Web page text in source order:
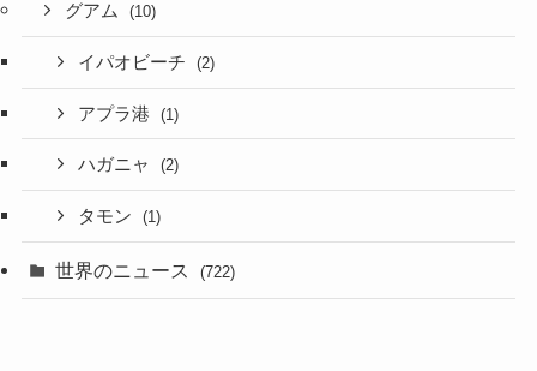
グアム (10)
イパオビーチ (2)
アプラ港 (1)
ハガニャ (2)
タモン (1)
世界のニュース (722)